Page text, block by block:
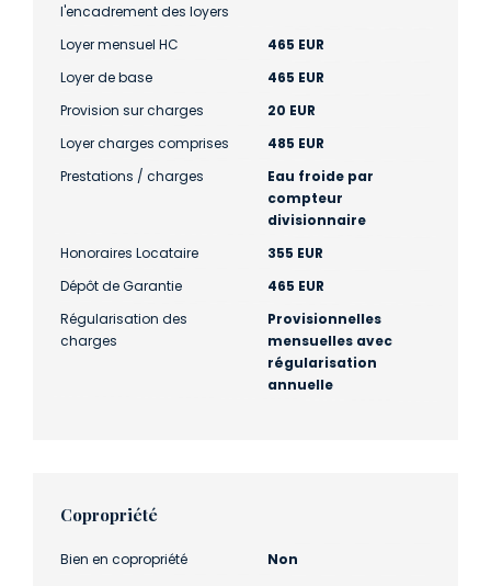
l'encadrement des loyers
Loyer mensuel HC
465 EUR
Loyer de base
465 EUR
Provision sur charges
20 EUR
Loyer charges comprises
485 EUR
Prestations / charges
Eau froide par
compteur
divisionnaire
Honoraires Locataire
355 EUR
Dépôt de Garantie
465 EUR
Régularisation des
charges
Provisionnelles
mensuelles avec
régularisation
annuelle
Copropriété
Bien en copropriété Non